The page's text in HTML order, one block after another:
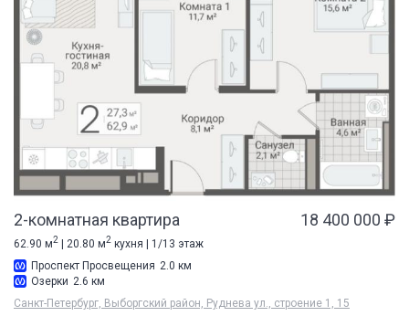
2-комнатная квартира 18 400 000 ₽
62.90 м2 | 20.80 м2 кухня | 1/13 этаж
Проспект Просвещения 2.0 км
Озерки 2.6 км
Санкт-Петербург, Выборгский район, Руднева ул., строение 1, 15